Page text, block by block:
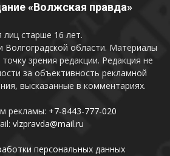
«Волжская правда»
лиц старше 16 лет.
Волгоградской области. Материалы
зрения редакции. Редакция не
за объективность рекламной
высказанные в комментариях.
рекламы: +7-8443-777-020
vlzpravda@mail.ru
персональных данных